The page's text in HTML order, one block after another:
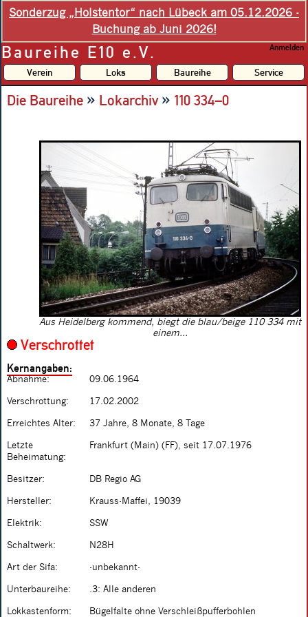
Sonderzug „Holstentor“ nach Lübeck am 05.12.2026 -
Buchung ab Juni 2026!
Baureihe E10 e.V. Anmelden
Verein Loks Baureihe Service
Die Baureihe » Lokarchiv» 110 334–0
Aus Heidelberg kommend, biegt die blau/beige 110 334 mit
einem...
Verschrottet
Kernangaben:
Abnahme: 09.06.1964
Verschrottung: 17.02.2002
Erreichtes Alter: 37 Jahre, 8 Monate, 8 Tage
Letzte
Beheimatung:
Frankfurt (Main) (FF), seit 17.07.1976
Besitzer: DB Regio AG
Hersteller: Krauss-Maffei, 19039
Elektrik: SSW
Schaltwerk: N28H
Art der Sifa: -unbekannt-
Unterbaureihe: .3: Alle anderen
Lokkastenform: Bügelfalte ohne Verschleißpufferbohlen